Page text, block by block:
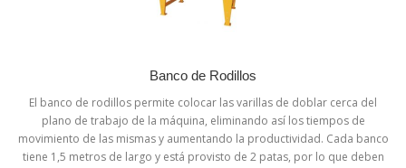
Banco de Rodillos
El banco de rodillos permite colocar las varillas de doblar cerca del
plano de trabajo de la máquina, eliminando así los tiempos de
movimiento de las mismas y aumentando la productividad. Cada banco
tiene 1,5 metros de largo y está provisto de 2 patas, por lo que deben